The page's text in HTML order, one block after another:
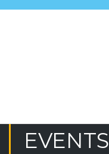
EVENTS